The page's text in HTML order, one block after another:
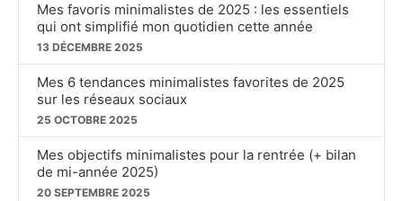
Mes favoris minimalistes de 2025 : les essentiels
qui ont simplifié mon quotidien cette année
13 DÉCEMBRE 2025
Mes 6 tendances minimalistes favorites de 2025
sur les réseaux sociaux
25 OCTOBRE 2025
Mes objectifs minimalistes pour la rentrée (+ bilan
de mi-année 2025)
20 SEPTEMBRE 2025